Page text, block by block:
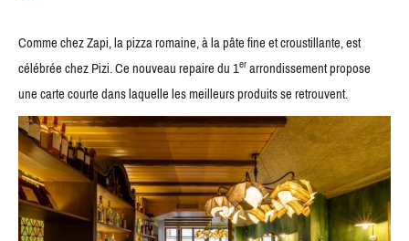
Comme chez Zapi, la pizza romaine, à la pâte fine et croustillante, est
célébrée chez Pizi. Ce nouveau repaire du 1erarrondissement propose
une carte courte dans laquelle les meilleurs produits se retrouvent.